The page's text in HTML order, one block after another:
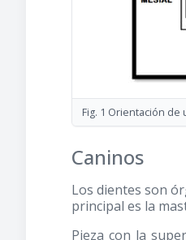
Fig. 1 Orientación de
Caninos
Los dientes son
principal es la
Pieza con la